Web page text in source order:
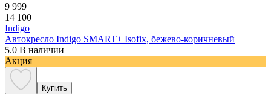
9 999
14 100
Indigo
Автокресло Indigo SMART+ Isofix, бежево-коричневый
5.0 В наличии
Акция
Купить